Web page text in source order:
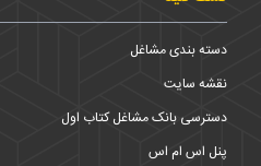
دسته بندی مشاغل
نقشه سایت
دسترسی بانک مشاغل کتاب اول
پنل اس ام اس